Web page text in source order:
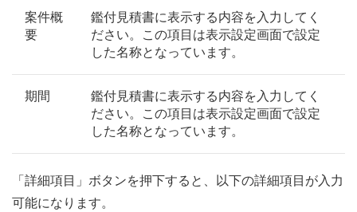
案件概
要
鑑付見積書に表示する内容を入力してく
ださい。この項目は表示設定画面で設定
した名称となっています。
期間
鑑付見積書に表示する内容を入力してく
ださい。この項目は表示設定画面で設定
した名称となっています。
「詳細項目」ボタンを押下すると、以下の詳細項目が入力
可能になります。